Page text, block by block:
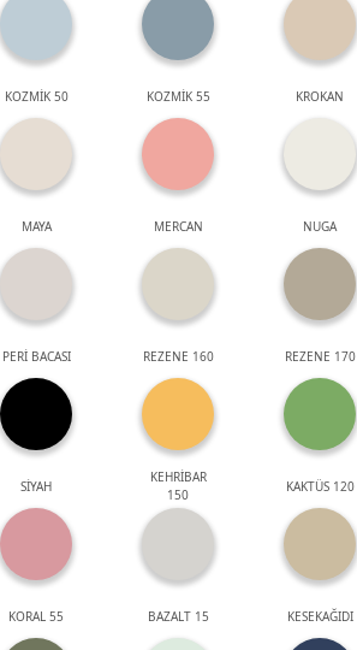
KOZMİK 50 KOZMİK 55 KROKAN
MAYA MERCAN NUGA
PERİ BACASI REZENE 160 REZENE 170
SİYAH
KEHRİBAR
150
KAKTÜS 120
KORAL 55 BAZALT 15 KESEKAĞIDI